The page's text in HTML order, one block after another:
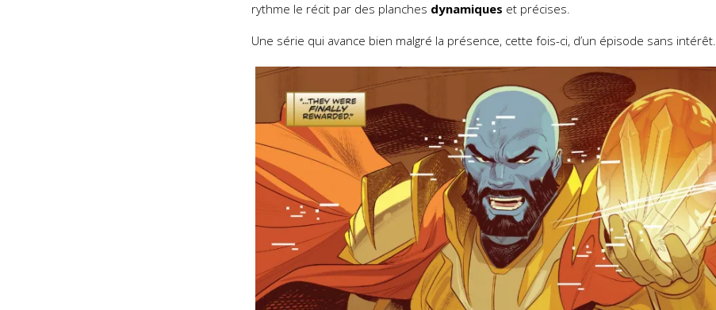
rythme le récit par des planches dynamiques et précises.
Une série qui avance bien malgré la présence, cette fois-ci, d’un épisode sans intérêt.